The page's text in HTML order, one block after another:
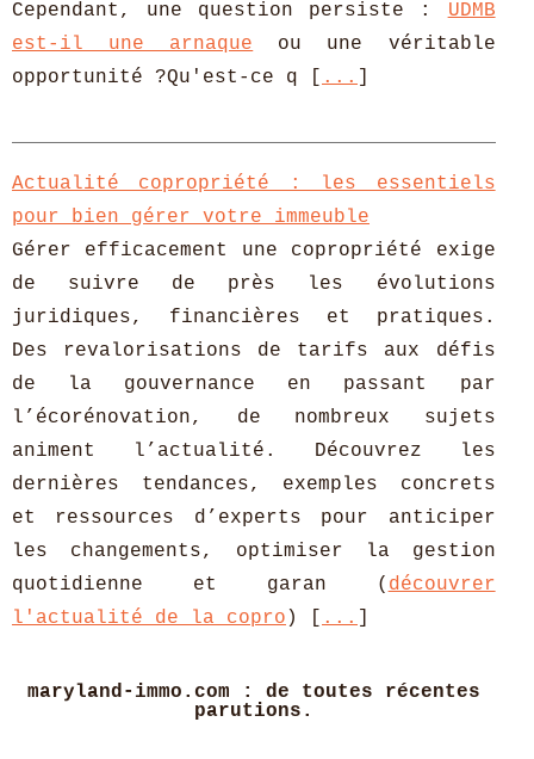
Cependant, une question persiste : UDMB
est-il une arnaque ou une véritable
opportunité ?Qu'est-ce q [
...
Actualité copropriété : les essentiels
pour bien gérer votre immeuble
Gérer efficacement une copropriété exige
de suivre de près les évolutions
juridiques, financières et pratiques.
Des revalorisations de tarifs aux défis
de la gouvernance en passant par
l’écorénovation, de nombreux sujets
animent l’actualité. Découvrez les
dernières tendances, exemples concrets
et ressources d’experts pour anticiper
les changements, optimiser la gestion
quotidienne et garan ( découvrer
l'actualité de la copro ) [ ...
maryland-immo.com : de toutes récentes
parutions.